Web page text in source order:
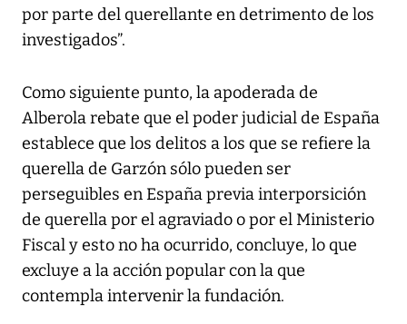
por parte del querellante en detrimento de los
investigados”.
Como siguiente punto, la apoderada de
Alberola rebate que el poder judicial de España
establece que los delitos a los que se refiere la
querella de Garzón sólo pueden ser
perseguibles en España previa interporsición
de querella por el agraviado o por el Ministerio
Fiscal y esto no ha ocurrido, concluye, lo que
excluye a la acción popular con la que
contempla intervenir la fundación.